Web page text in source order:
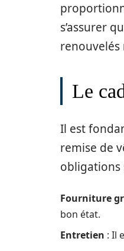
s’assurer
Le
Il est
remise de
obligations
Fourniture
bon état.
Entretien : Il